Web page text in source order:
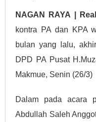
NAGAN RAYA |
kontra PA dan KPA
bulan yang lalu,
DPD PA Pusat
Makmue, Senin (26/3)
Dalam pada acara
Abdullah Saleh